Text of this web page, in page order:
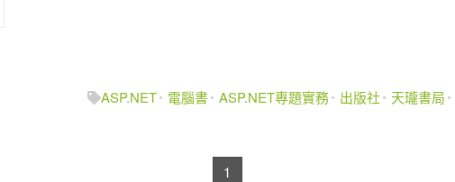
ASP.NET
電腦書 ASP.NET專題實務 出版社 天瓏書局
1